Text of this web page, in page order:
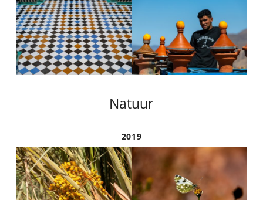
Natuur
2019